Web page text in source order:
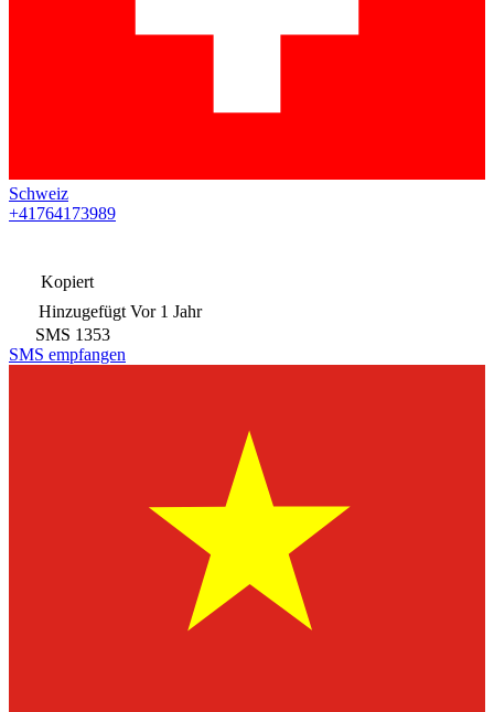
Schweiz
+41764173989
Kopiert
Hinzugefügt Vor 1 Jahr
SMS 1353
SMS empfangen